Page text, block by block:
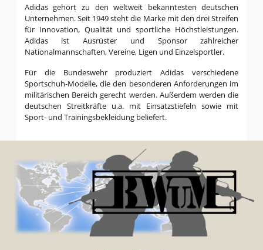
Adidas gehört zu den weltweit bekanntesten deutschen
Unternehmen. Seit 1949 steht die Marke mit den drei Streifen
für Innovation, Qualität und sportliche Höchstleistungen.
Adidas ist Ausrüster und Sponsor zahlreicher
Nationalmannschaften, Vereine, Ligen und Einzelsportler.
Für die Bundeswehr produziert Adidas verschiedene
Sportschuh-Modelle, die den besonderen Anforderungen im
militärischen Bereich gerecht werden. Außerdem werden die
deutschen Streitkräfte u.a. mit Einsatzstiefeln sowie mit
Sport- und Trainingsbekleidung beliefert.